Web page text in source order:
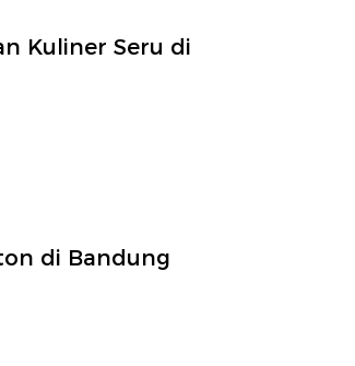
Kuliner Seru di
di Bandung